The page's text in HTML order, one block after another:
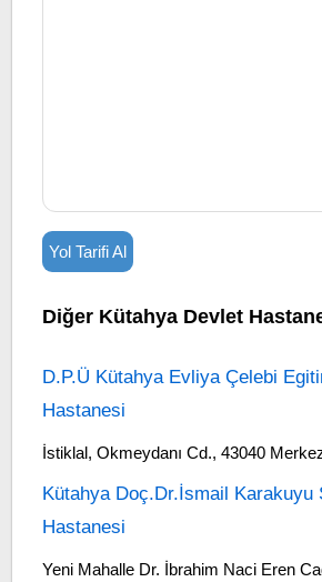
Yol Tarifi Al
Diğer Kütahya Devlet
D.P.Ü Kütahya Evliya Çelebi
Hastanesi
İstiklal, Okmeydanı Cd., 43040
Kütahya Doç.Dr.İsmail Karakuyu
Hastanesi
Yeni Mahalle Dr. İbrahim Naci Eren